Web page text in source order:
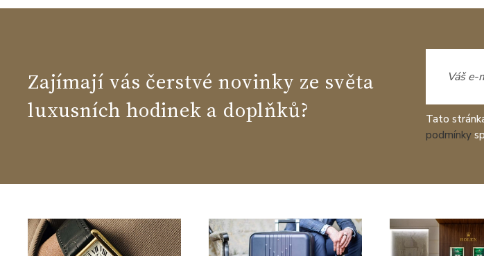
Zajímají vás čerstvé novinky ze světa
luxusních hodinek a doplňků?
Tato
podmínky